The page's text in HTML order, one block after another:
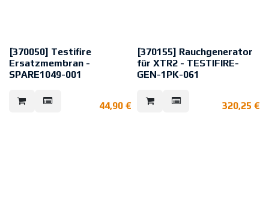
[370050] Testifire
Ersatzmembran -
SPARE1049-001
Ersatzteil für Testifire Multi-
Sensor-Prüfgeräte
44,90 €
[370155] Rauchgenerator
für XTR2 - TESTIFIRE-
GEN-1PK-061
Rauchmelder-Tester
In den Rauchgenerator wird die
320,25 €